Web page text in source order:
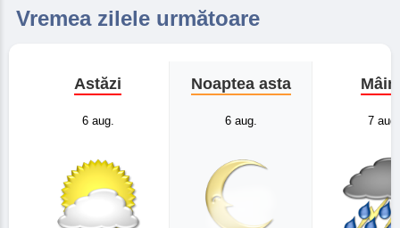
Vremea zilele următoare
Astăzi
6 aug.
Noaptea asta
6 aug. 7 aug.